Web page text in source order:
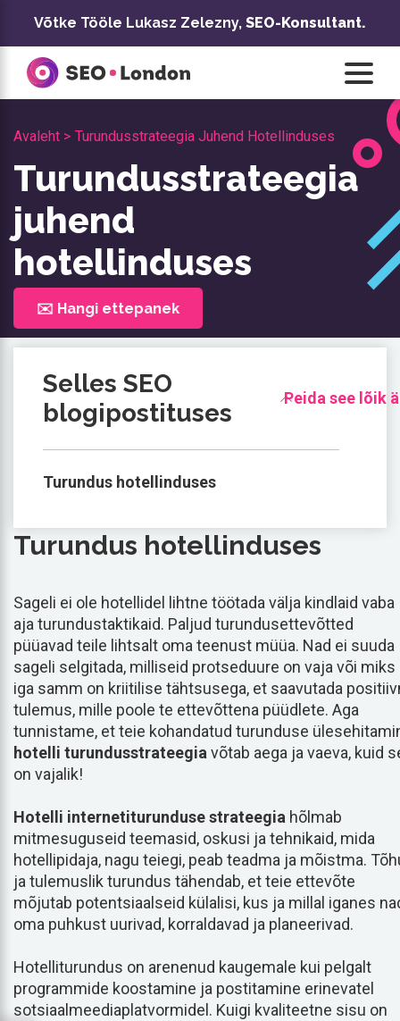
content
Võtke Tööle Lukasz Zelezny, SEO-Konsultant.
Avaleht > Turundusstrateegia Juhend Hotellinduses
Turundusstrateegia
juhend
hotellinduses
✉️ Hangi ettepanek
Selles SEO
blogipostituses
Peida see lõik
Turundus hotellinduses
Turundus hotellinduses
Sageli ei ole hotellidel lihtne töötada välja kindlaid vaba
aja turundustaktikaid. Paljud turundusettevõtted
püüavad teile lihtsalt oma teenust müüa. Nad ei suuda
sageli selgitada, milliseid protseduure on vaja või miks
iga samm on kriitilise tähtsusega, et saavutada
tulemus, mille poole te ettevõttena püüdlete. Aga
tunnistame, et teie kohandatud turunduse
hotelli turundusstrateegia võtab aega ja vaeva, kuid
on vajalik!
Hotelli internetiturunduse strateegia hõlmab
mitmesuguseid teemasid, oskusi ja tehnikaid, mida
hotellipidaja, nagu teiegi, peab teadma ja mõistma.
ja tulemuslik turundus tähendab, et teie ettevõte
mõjutab potentsiaalseid külalisi, kus ja millal iganes
oma puhkust uurivad, korraldavad ja planeerivad.
Hotelliturundus on arenenud kaugemale kui pelgalt
programmide koostamine ja postitamine erinevatel
sotsiaalmeediaplatvormidel. Kuigi kvaliteetne sisu on